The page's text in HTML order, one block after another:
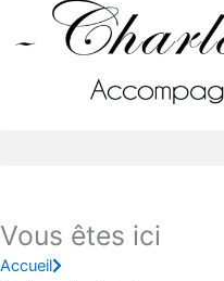
Vous êtes ici
Accueil